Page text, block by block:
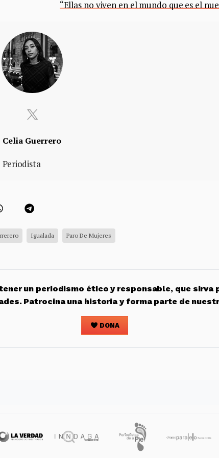
“Ellas no viven en el mundo que es el
Celia Guerrero
Periodista
Igualada Paro De Mujeres
un periodismo ético y responsable, que sirva
Patrocina una historia y forma parte de
DONA